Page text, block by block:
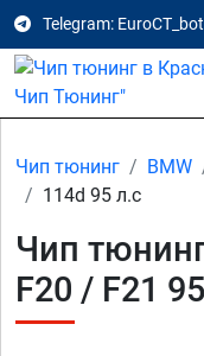
Telegram: EuroCT_bot
Чип тюнинг BMW
114d 95 л.с
Чип
F20 / F21